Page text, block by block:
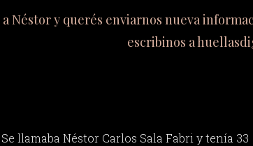
Néstor y querés enviarnos nueva
escribinos a
Se llamaba Néstor Carlos Sala Fabri y tenía 33